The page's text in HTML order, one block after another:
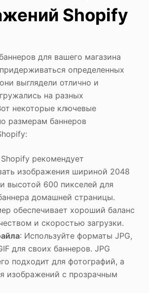
Shopify
для вашего магазина
определенных
выглядели отлично и
на разных
некоторые ключевые
размерам баннеров
Shopify рекомендует
изображения шириной 2048
высотой 600 пикселей для
домашней страницы.
обеспечивает хороший баланс
и скоростью загрузки.
: Используйте форматы JPG,
для своих баннеров. JPG
подходит для фотографий, а
изображений с прозрачным